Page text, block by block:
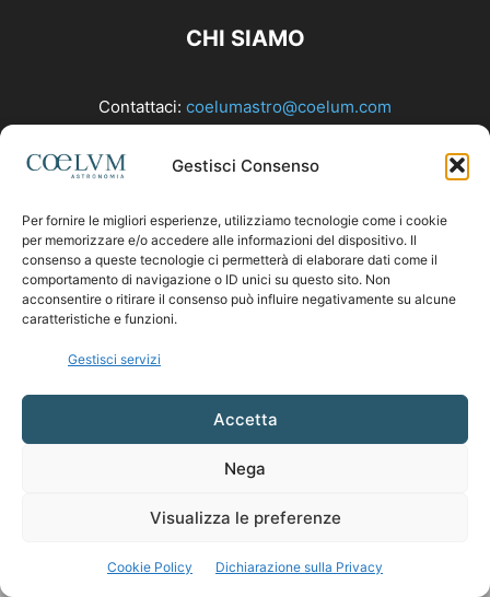
Gestisci Consenso
Per fornire le migliori esperienze, utilizziamo tecnologie come i cookie
per memorizzare e/o accedere alle informazioni del dispositivo. Il
consenso a queste tecnologie ci permetterà di elaborare dati come il
comportamento di navigazione o ID unici su questo sito. Non
acconsentire o ritirare il consenso può influire negativamente su alcune
caratteristiche e funzioni.
Gestisci servizi
Accetta
Nega
Visualizza le preferenze
Cookie Policy Dichiarazione sulla Privacy
CHI SIAMO
Contattaci: coelumastro@coelum.com
SEGUICI